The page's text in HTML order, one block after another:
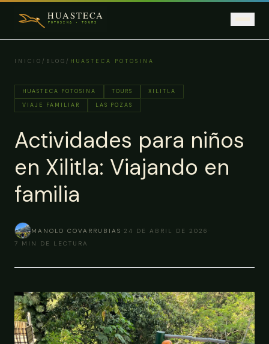
RESERVAR
INICIO / BLOG / HUASTECA POTOSINA
HUASTECA POTOSINA TOURS
XILITLA
VIAJE FAMILIAR
LAS POZAS
Actividades para niños
en Xilitla: Viajando en
familia
MANOLO COVARRUBIAS 24 DE ABRIL DE 2026
7
MIN DE LECTURA